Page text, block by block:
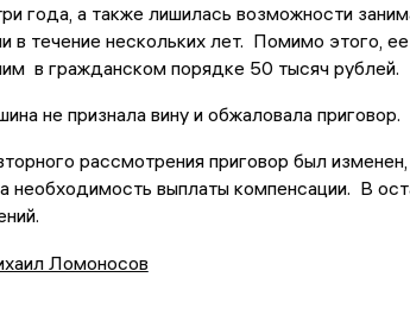
года, а также лишилась возможности
в течение нескольких лет. Помимо этого,
в гражданском порядке 50 тысяч рублей.
не признала вину и обжаловала приговор.
рассмотрения приговор был
необходимость выплаты компенсации. В
Ломоносов